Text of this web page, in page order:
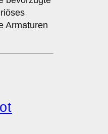
Armaturen